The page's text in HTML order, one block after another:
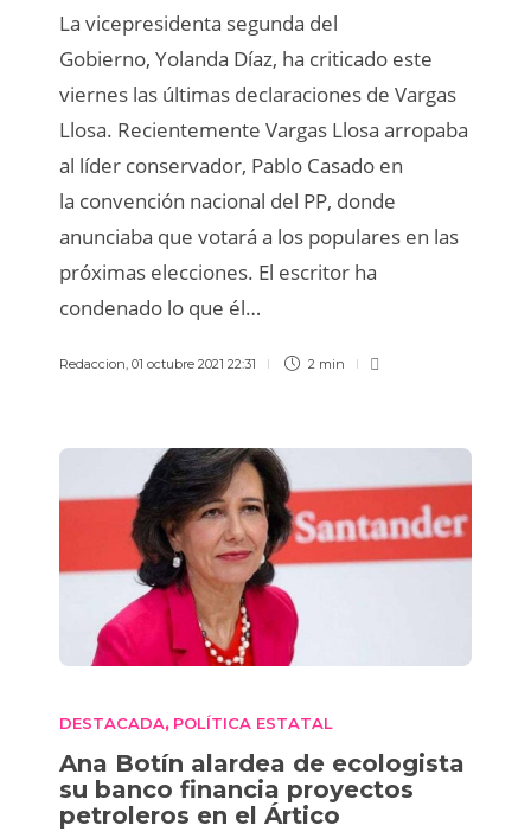
La vicepresidenta segunda del
Gobierno, Yolanda Díaz, ha criticado este
viernes las últimas declaraciones de Vargas
Llosa. Recientemente Vargas Llosa arropaba
al líder conservador, Pablo Casado en
la convención nacional del PP, donde
anunciaba que votará a los populares en las
próximas elecciones. El escritor ha
condenado lo que él…
Redaccion 01 octubre 2021 22:31 2 min
DESTACADA, POLÍTICA ESTATAL
Ana Botín alardea de ecologista
su banco financia proyectos
petroleros en el Ártico